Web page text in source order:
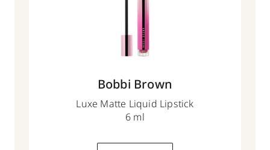
Bobbi Brown
Luxe Matte Liquid Lipstick
6 ml